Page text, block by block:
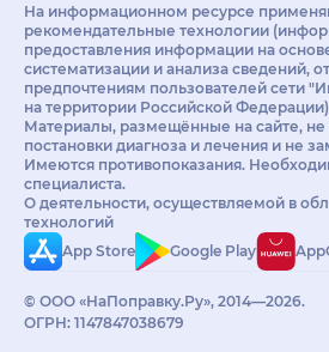
На информационном ресурсе
рекомендательные технологии
предоставления информации на
систематизации и анализа сведений,
предпочтениям пользователей сети
на территории Российской Федерации)
Материалы, размещённые на сайте,
постановки диагноза и лечения и не
Имеются противопоказания.
специалиста.
О деятельности, осуществляемой в
технологий
App Store
Google Play
© ООО «НаПоправку.Ру», 2014—2026.
ОГРН: 1147847038679